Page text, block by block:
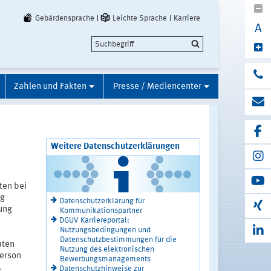
Gebärdensprache Leichte Sprache Karriere
A
Zahlen und Fakten Presse / Mediencenter
bei
Weitere Datenschutzerklärungen
Datenschutzerklärung für
Kommunikationspartner
DGUV Karriereportal:
Nutzungsbedingungen und
Datenschutzbestimmungen für die
Nutzung des elektronischen
Bewerbungsmanagements
Datenschutzhinweise zur